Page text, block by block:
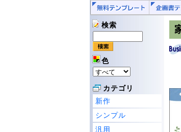
検索
色
カテゴリ
新作
シンプル
汎用